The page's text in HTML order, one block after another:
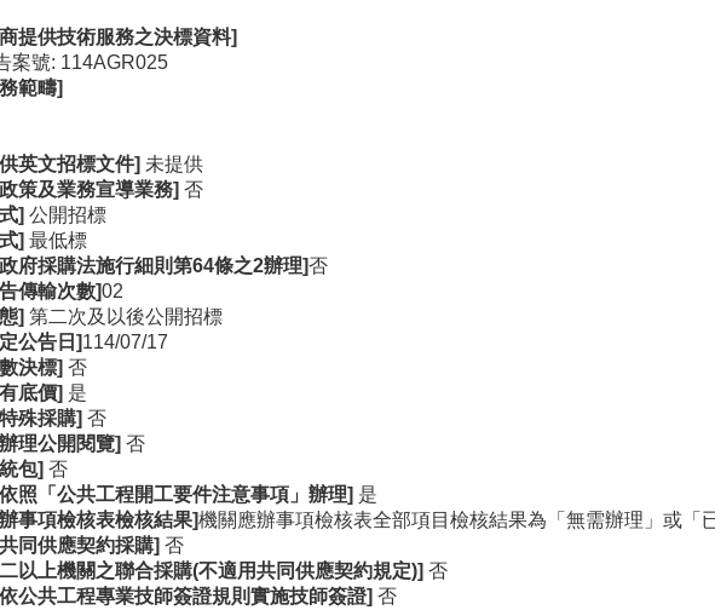
提供技術服務之決標資料]
案號: 114AGR025
範疇]
英文招標文件] 未提供
策及業務宣導業務] 否
] 公開招標
] 最低標
府採購法施行細則第64條之2辦理]否
傳輸次數]02
] 第二次及以後公開招標
公告日]114/07/17
決標] 否
底價] 是
殊採購] 否
理公開閱覽] 否
包] 否
照「公共工程開工要件注意事項」辦理] 是
事項檢核表檢核結果]機關應辦事項檢核表全部項目檢核結果為「無需辦理」或「
同供應契約採購] 否
以上機關之聯合採購(不適用共同供應契約規定)] 否
公共工程專業技師簽證規則實施技師簽證] 否